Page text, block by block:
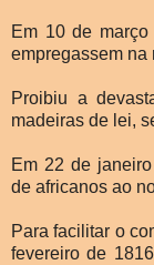
Em 10 de
empregassem na
Proibiu a
madeiras de lei,
Em 22 de
de africanos ao
Para facilitar o
fevereiro de